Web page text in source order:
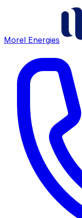
Morel Energies